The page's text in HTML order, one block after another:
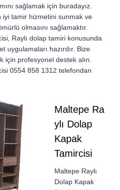
sağlamak için buradayız.
iyi tamir hizmetini sunmak ve
olmasını sağlamaktır.
Raylı dolap tamiri konusunda
uygulamaları hazırdır. Bize
için profesyonel destek alın.
0554 858 1312 telefondan
Maltepe Ra
ylı Dolap
Kapak
Tamircisi
Maltepe Raylı
Dolap Kapak